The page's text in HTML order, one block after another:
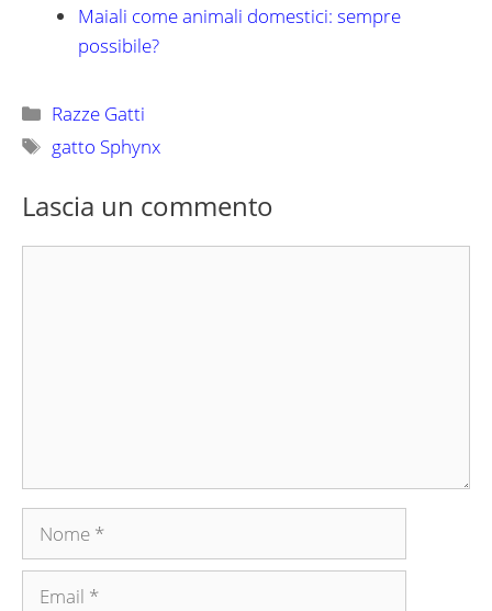
Maiali come animali domestici: sempre
possibile?
Categorie
Razze Gatti
Tag
gatto Sphynx
Lascia un commento
Nome
Email